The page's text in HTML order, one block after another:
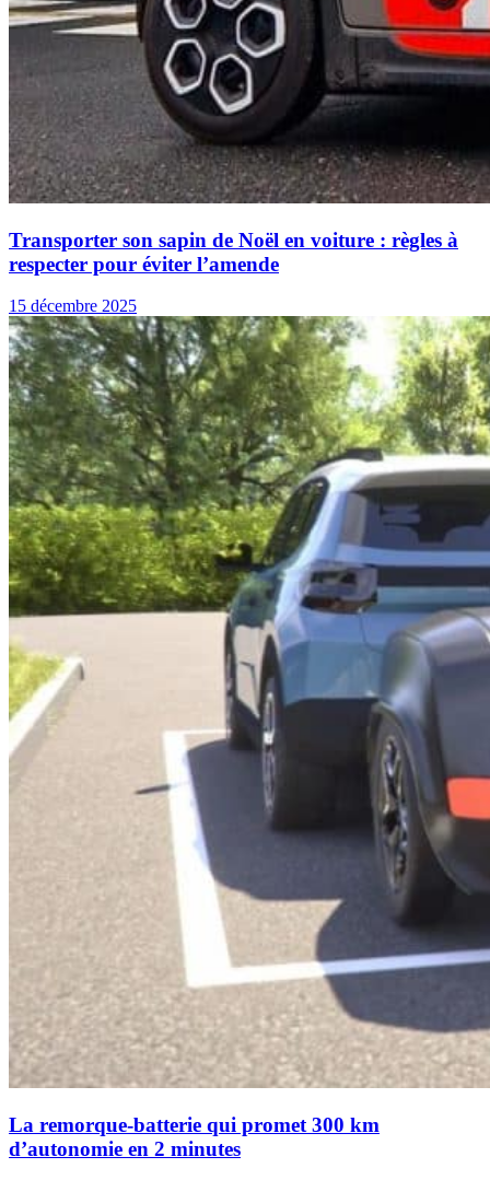
Transporter son sapin de Noël en voiture : règles à
respecter pour éviter l’amende
15 décembre 2025
La remorque-batterie qui promet 300 km
d’autonomie en 2 minutes